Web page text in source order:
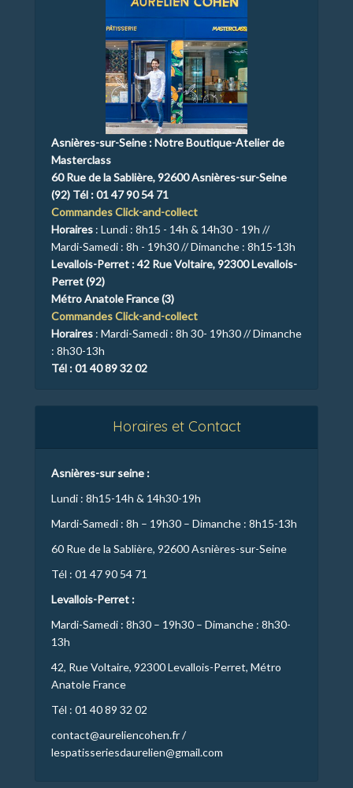
Asnières-sur-Seine :Notre Boutique-Atelier de
Masterclass
60 Rue de la Sablière, 92600 Asnières-sur-Seine
(92) Tél : 01 47 90 54 71
Commandes Click-and-collect
Horaires : Lundi : 8h15 - 14h & 14h30 - 19h //
Mardi-Samedi : 8h - 19h30 // Dimanche : 8h15-13h
Levallois-Perret : 42 Rue Voltaire, 92300 Levallois-
Perret (92)
Métro Anatole France (3)
Commandes Click-and-collect
Horaires : Mardi-Samedi : 8h 30- 19h30 // Dimanche
: 8h30-13h
Tél : 01 40 89 32 02
Horaires et Contact
Asnières-sur seine :
Lundi : 8h15-14h & 14h30-19h
Mardi-Samedi : 8h – 19h30 – Dimanche : 8h15-13h
60 Rue de la Sablière, 92600 Asnières-sur-Seine
Tél : 01 47 90 54 71
Levallois-Perret :
Mardi-Samedi : 8h30 – 19h30 – Dimanche : 8h30-
13h
42, Rue Voltaire, 92300 Levallois-Perret, Métro
Anatole France
Tél : 01 40 89 32 02
contact@aureliencohen.fr /
lespatisseriesdaurelien@gmail.com